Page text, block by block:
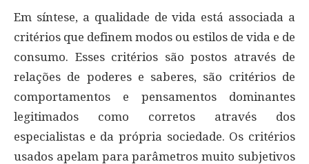
Em síntese, a qualidade de vida está associada a
critérios que definem modos ou estilos de vida e de
consumo. Esses critérios são postos através de
relações de poderes e saberes, são critérios de
comportamentos e pensamentos dominantes
legitimados como corretos através dos
especialistas e da própria sociedade. Os critérios
usados apelam para parâmetros muito subjetivos